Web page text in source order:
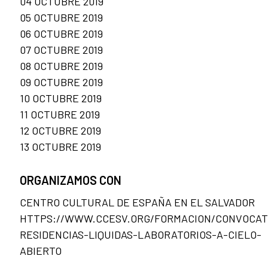
05 OCTUBRE 2019
06 OCTUBRE 2019
07 OCTUBRE 2019
08 OCTUBRE 2019
09 OCTUBRE 2019
10 OCTUBRE 2019
11 OCTUBRE 2019
12 OCTUBRE 2019
13 OCTUBRE 2019
ORGANIZAMOS CON
CENTRO CULTURAL DE ESPAÑA EN EL SALVADOR
HTTPS://WWW.CCESV.ORG/FORMACION/
RESIDENCIAS-LIQUIDAS-LABORATORIOS-A-CIELO-
ABIERTO